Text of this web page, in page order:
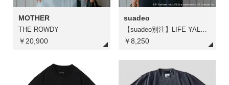
MOTHER
THE ROWDY
￥20,900
suadeo
【suadeo別注】LIFE YALE JOEL猫Tシャツ
￥8,250